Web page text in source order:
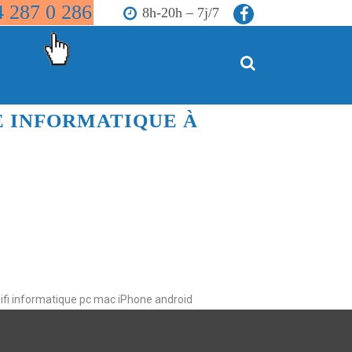
287 0 286 8h-20h – 7j/7
INFORMATIQUE À
informatique pc mac iPhone android